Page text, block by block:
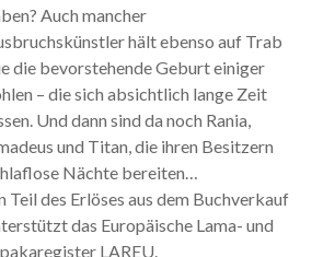
Auch mancher
hält ebenso auf Trab
die bevorstehende Geburt einiger
– die sich absichtlich lange Zeit
Und dann sind da noch Rania,
und Titan, die ihren Besitzern
Nächte bereiten…
Teil des Erlöses aus dem Buchverkauf
das Europäische Lama- und
LAREU.